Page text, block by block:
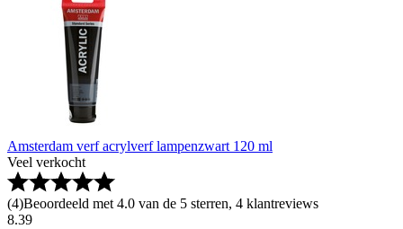
Amsterdam verf acrylverf lampenzwart 120 ml
Veel verkocht
(4)Beoordeeld met 4.0 van de 5 sterren, 4 klantreviews
8.39